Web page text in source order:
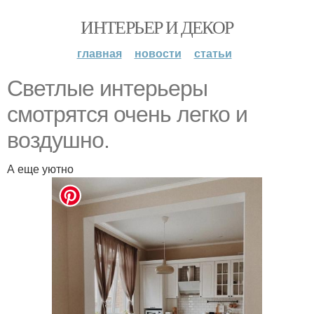
ИНТЕРЬЕР И ДЕКОР
главная новости статьи
Светлые интерьеры
смотрятся очень легко и
воздушно.
А еще уютно